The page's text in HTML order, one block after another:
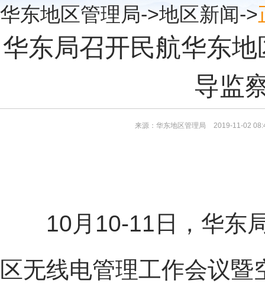
华东地区管理局->地区新闻->
华东局召开民航华东
导监
来源：华东地区管理局 2019-11-02
10月10-11日，华东局
区无线电管理工作会议
Alt
加
浪
键
模